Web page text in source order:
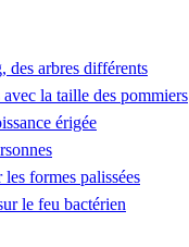
des arbres différents
la taille des pommiers
érigée
formes palissées
le feu bactérien